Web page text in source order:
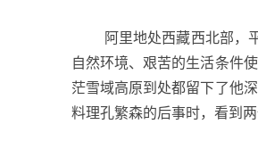
阿里地处西藏西北部，
自然环境、艰苦的生活条件
茫雪域高原到处都留下了他
料理孔繁森的后事时，看到